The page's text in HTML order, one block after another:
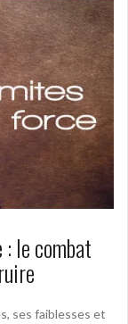
le combat
ses faiblesses et